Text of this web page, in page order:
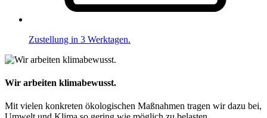
Zustellung in 3 Werktagen.
Wir arbeiten klimabewusst.
Mit vielen konkreten ökologischen Maßnahmen tragen wir dazu bei,